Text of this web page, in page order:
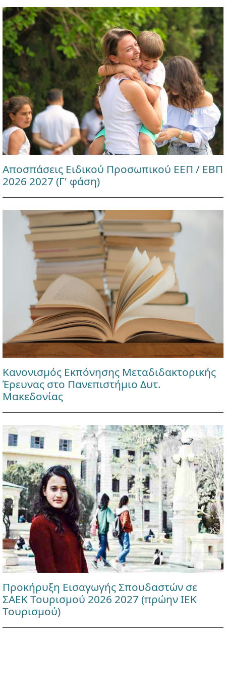
Αποσπάσεις Ειδικού Προσωπικού ΕΕΠ / ΕΒΠ
2026 2027 (Γ' φάση)
Κανονισμός Εκπόνησης Μεταδιδακτορικής
Έρευνας στο Πανεπιστήμιο Δυτ.
Μακεδονίας
Προκήρυξη Εισαγωγής Σπουδαστών σε
ΣΑΕΚ Τουρισμού 2026 2027 (πρώην ΙΕΚ
Τουρισμού)